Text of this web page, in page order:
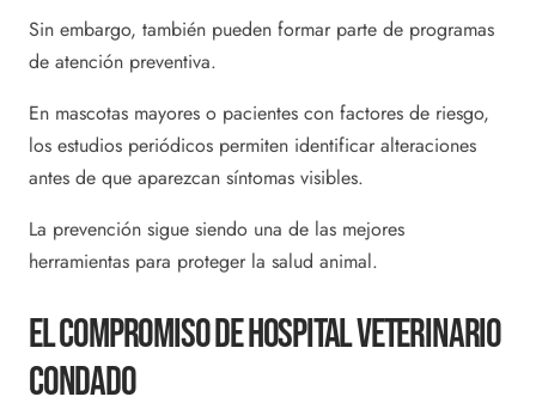
Sin embargo, también pueden formar parte de programas
de atención preventiva.
En mascotas mayores o pacientes con factores de riesgo,
los estudios periódicos permiten identificar alteraciones
antes de que aparezcan síntomas visibles.
La prevención sigue siendo una de las mejores
herramientas para proteger la salud animal.
El Compromiso De Hospital Veterinario
Condado